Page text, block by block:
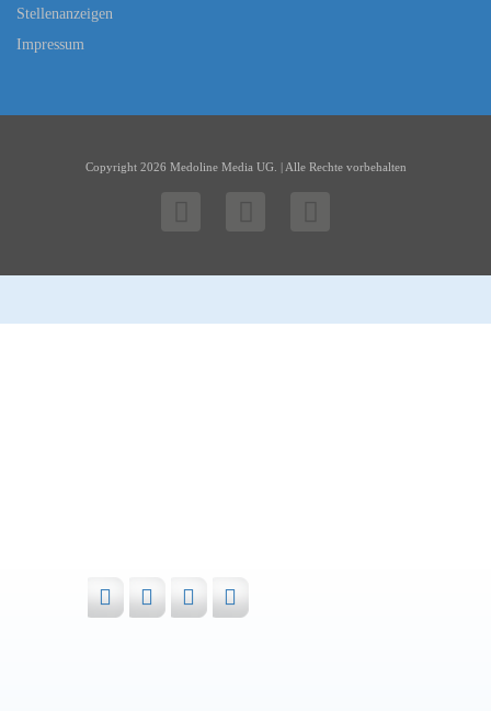
Stellenanzeigen
Impressum
Copyright 2026 Medoline Media UG. | Alle Rechte vorbehalten